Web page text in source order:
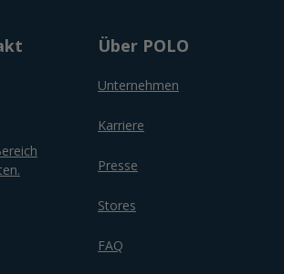
Über POLO
Unternehmen
Karriere
Presse
Stores
FAQ